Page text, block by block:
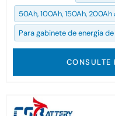
50Ah, 100Ah, 150Ah,
Para gabinete de energia de
CONSULTE